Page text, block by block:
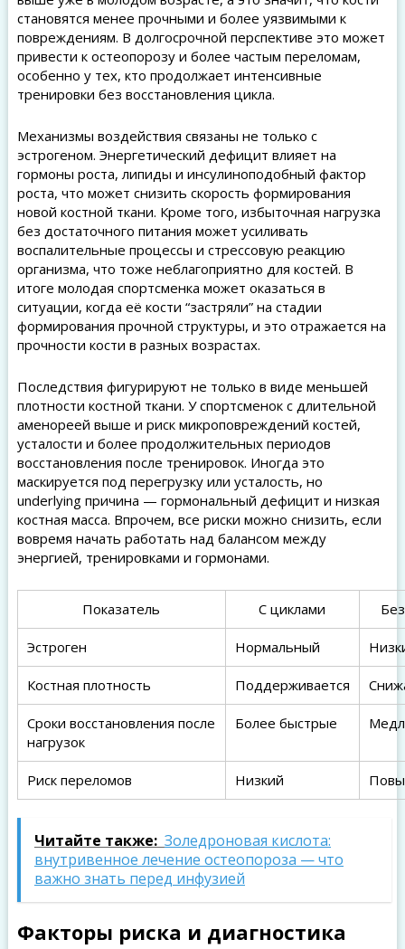
становятся менее прочными и более уязвимыми к
повреждениям. В долгосрочной перспективе это может
привести к остеопорозу и более частым переломам,
особенно у тех, кто продолжает интенсивные
тренировки без восстановления цикла.
Механизмы воздействия связаны не только с
эстрогеном. Энергетический дефицит влияет на
гормоны роста, липиды и инсулиноподобный фактор
роста, что может снизить скорость формирования
новой костной ткани. Кроме того, избыточная нагрузка
без достаточного питания может усиливать
воспалительные процессы и стрессовую реакцию
организма, что тоже неблагоприятно для костей. В
итоге молодая спортсменка может оказаться в
ситуации, когда её кости “застряли” на стадии
формирования прочной структуры, и это отражается на
прочности кости в разных возрастах.
Последствия фигурируют не только в виде меньшей
плотности костной ткани. У спортсменок с длительной
аменореей выше и риск микроповреждений костей,
усталости и более продолжительных периодов
восстановления после тренировок. Иногда это
маскируется под перегрузку или усталость, но
underlying причина — гормональный дефицит и низкая
костная масса. Впрочем, все риски можно снизить, если
вовремя начать работать над балансом между
энергией, тренировками и гормонами.
Показатель С циклами
Эстроген Нормальный
Костная плотность Поддерживается
Сроки восстановления после
нагрузок
Более быстрые
Риск переломов Низкий
Читайте также: Золедроновая кислота:
внутривенное лечение остеопороза — что
важно знать перед инфузией
Факторы риска и диагностика